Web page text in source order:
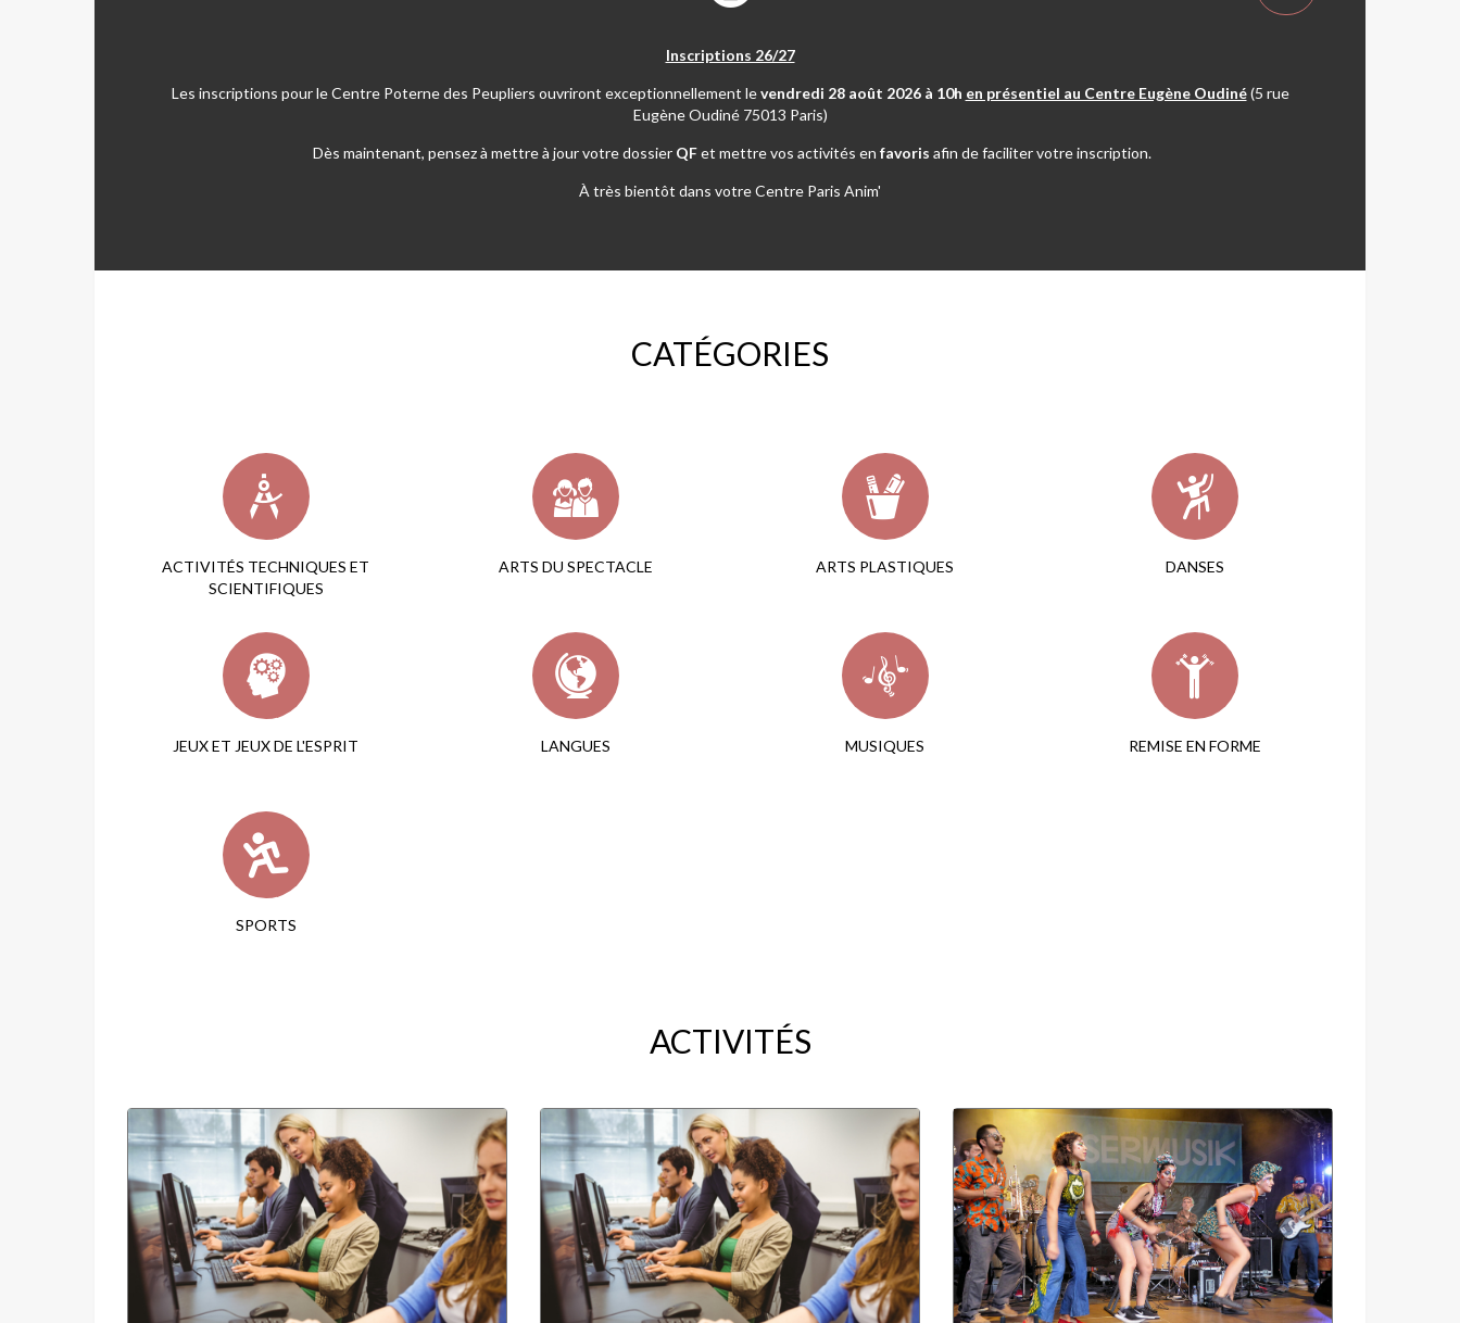
Inscriptions 26/27
Les inscriptions pour le Centre Poterne des Peupliers ouvriront exceptionnellement levendredi 28 août 2026 à 10h en présentiel au Centre Eugène Oudiné (5 rue
Eugène Oudiné 75013 Paris)
Dès maintenant, pensez à mettre à jour votre dossier QFet mettre vos activités en favoris afin de faciliter votre inscription.
À très bientôt dans votre Centre Paris Anim'
CATÉGORIES
ACTIVITÉS TECHNIQUES ET
SCIENTIFIQUES
ARTS DU SPECTACLE ARTS PLASTIQUES DANSES
JEUX ET JEUX DE L'ESPRIT LANGUES MUSIQUES REMISE EN FORME
SPORTS
ACTIVITÉS